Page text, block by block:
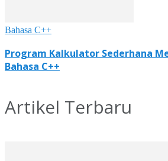
Bahasa C++
Program Kalkulator Sederhana
Bahasa C++
Artikel Terbaru